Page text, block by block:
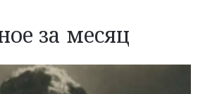
за месяц